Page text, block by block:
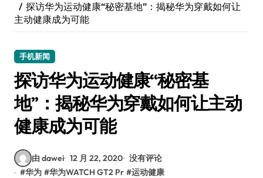
探访华为运动健康“秘密基地”：揭秘华为穿戴如何让
主动健康成为可能
手机新闻
探访华为运动健康“秘密基
地”：揭秘华为穿戴如何让主动
健康成为可能
由 dawei 12 月 22, 2020 没有评论
#华为 #华为WATCH GT2 Pr #运动健康